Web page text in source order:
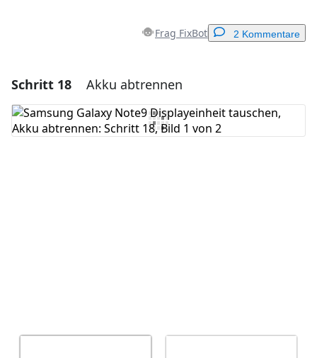
Frag FixBot 2 Kommentare
Einen Kommentar hinzufügen
Kommentar hinzufügen
Schritt 18 Akku abtrennen